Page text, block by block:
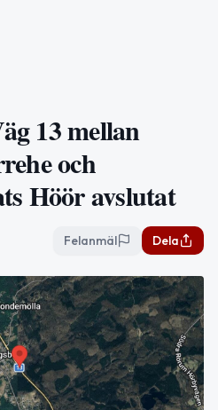
13 mellan
och
Höör avslutat
Felanmäl Dela